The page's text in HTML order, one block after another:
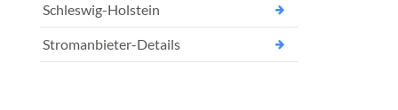
Schleswig-Holstein
Stromanbieter-Details